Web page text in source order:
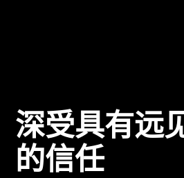
深受具有远
的信任